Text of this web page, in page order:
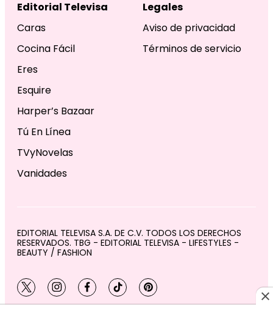
Editorial Televisa
Caras
Cocina Fácil
Eres
Esquire
Harper’s Bazaar
Tú En Línea
TVyNovelas
Vanidades
Legales
Aviso de privacidad
Términos de servicio
EDITORIAL TELEVISA S.A. DE C.V. TODOS LOS DERECHOS
RESERVADOS. TBG - EDITORIAL TELEVISA - LIFESTYLES -
BEAUTY / FASHION
twitterinstagram
facebooktiktokpinterest